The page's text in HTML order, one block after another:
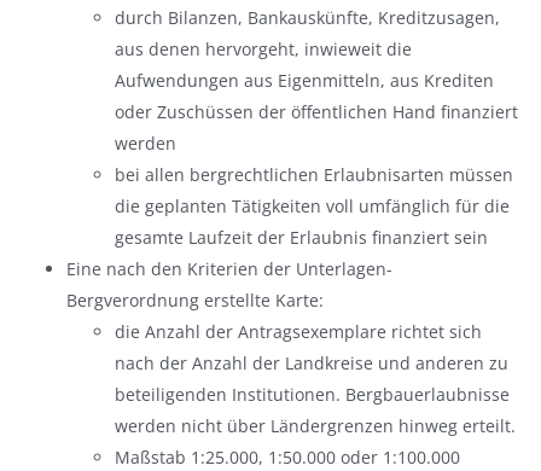
durch Bilanzen, Bankauskünfte, Kreditzusagen,
aus denen hervorgeht, inwieweit die
Aufwendungen aus Eigenmitteln, aus Krediten
oder Zuschüssen der öffentlichen Hand finanziert
werden
bei allen bergrechtlichen Erlaubnisarten müssen
die geplanten Tätigkeiten voll umfänglich für die
gesamte Laufzeit der Erlaubnis finanziert sein
Eine nach den Kriterien der Unterlagen-
Bergverordnung erstellte Karte:
die Anzahl der Antragsexemplare richtet sich
nach der Anzahl der Landkreise und anderen zu
beteiligenden Institutionen. Bergbauerlaubnisse
werden nicht über Ländergrenzen hinweg erteilt.
Maßstab 1:25.000, 1:50.000 oder 1:100.000